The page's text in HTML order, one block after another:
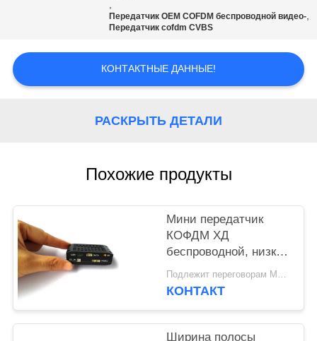
КАРТА
САЙТА
ПОЛИТИКА
,
Передатчик OEM COFDM беспроводной видео-,
Передатчик cofdm CVBS
КОНТАКТНЫЕ ДАННЫЕ!
РАСКРЫТЬ ДЕТАЛИ
Похожие продукты
Мини передатчик
КОФДМ ХД
беспроводной, низкий
передатчик видео
УАВ латентности
Подлежит переговорам MOQ:1шт
КОНТАКТ
Ширина полосы